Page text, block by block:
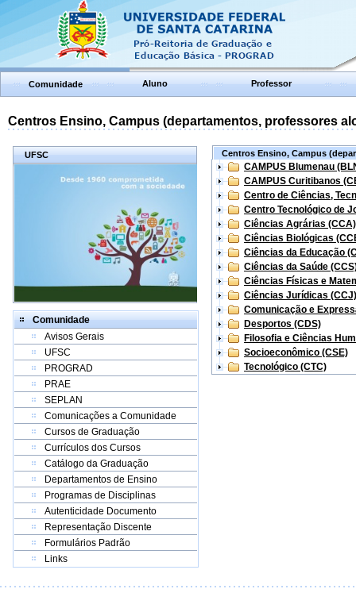
Comunidade Aluno Professor
Centros Ensino, Campus (departamentos, professores
UFSC
Comunidade
Avisos Gerais
UFSC
PROGRAD
PRAE
SEPLAN
Comunicações a Comunidade
Cursos de Graduação
Currículos dos Cursos
Catálogo da Graduação
Departamentos de Ensino
Programas de Disciplinas
Autenticidade Documento
Representação Discente
Formulários Padrão
Links
Centros Ensino, Campus
CAMPUS Blumenau
CAMPUS Curitibanos
Centro de Ciências,
Centro Tecnológico de
Ciências Agrárias (CCA)
Ciências Biológicas
Ciências da Educação
Ciências da Saúde
Ciências Físicas e
Ciências Jurídicas (CCJ)
Comunicação e
Desportos (CDS)
Filosofia e Ciências
Socioeconômico (CSE)
Tecnológico (CTC)